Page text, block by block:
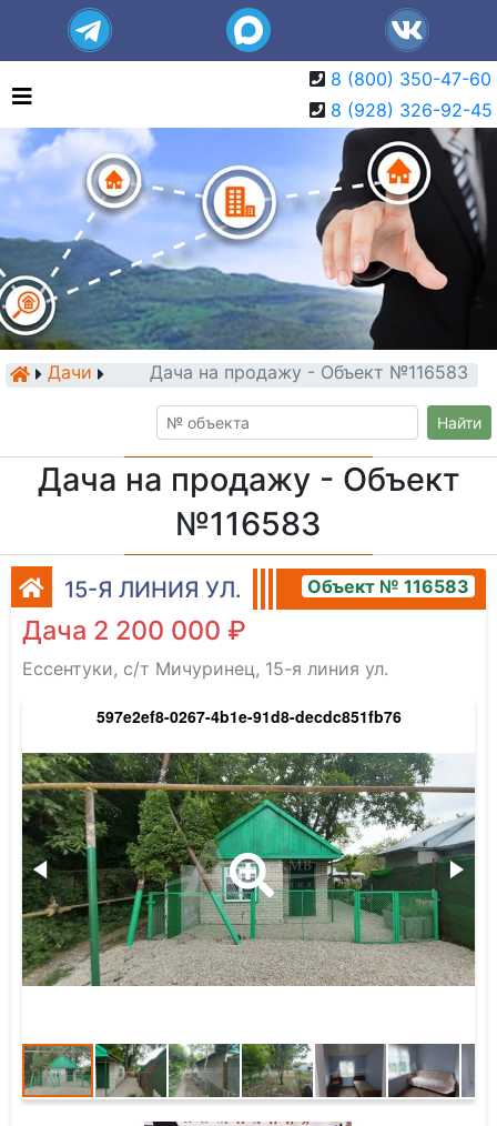
8 (800) 350-47-60
8 (928) 326-92-45
Дачи Дача на продажу - Объект №116583
Найти
Дача на продажу - Объект
№116583
15-Я ЛИНИЯ УЛ. Объект № 116583
Дача 2 200 000 ₽
Ессентуки, с/т Мичуринец, 15-я линия ул.
597e2ef8-0267-4b1e-91d8-decdc851fb76